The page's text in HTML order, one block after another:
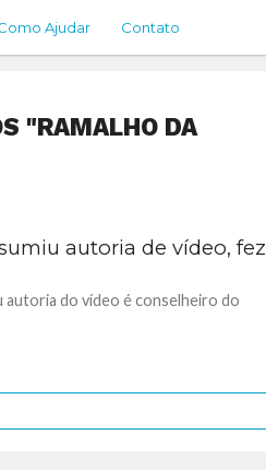
Ajudar Contato
"RAMALHO DA
autoria de vídeo, fez
autoria do vídeo é conselheiro do